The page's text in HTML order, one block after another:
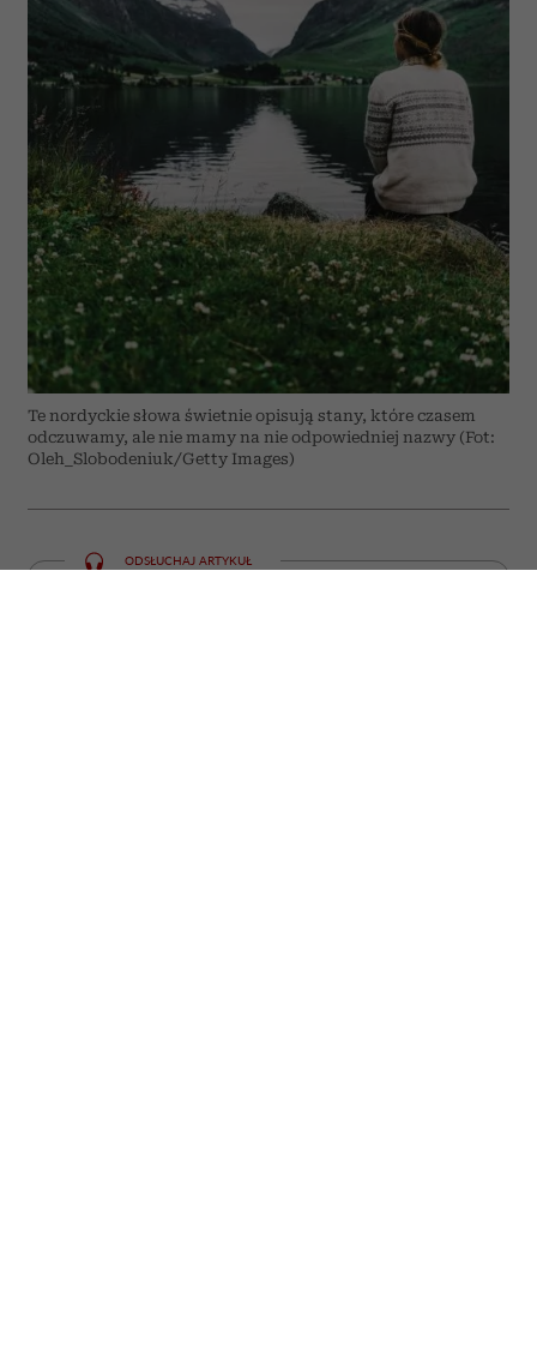
Te nordyckie słowa świetnie opisują stany, które czasem
odczuwamy, ale nie mamy na nie odpowiedniej nazwy (Fot:
Oleh_Slobodeniuk/Getty Images)
ODSŁUCHAJ ARTYKUŁ